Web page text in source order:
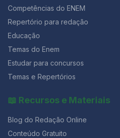
meiose, a qual somente se
fecundação. e)O aumento
e estrógeno durante o ciclo
mucosa uterina sofra
relação à endometriose,
Na ausência de tratamento
evolui para doença profunda,
sua morbidade. II. O uso dos
crescimento endometrial.
pélvica. III. O uso de análogos
da endometriose induz a uma
Competências do ENEM
Repertório para redação
Educação
Temas do Enem
Estudar para concursos
Temas e Repertórios
📖 Recursos e Materiais
Blog do Redação Online
Conteúdo Gratuito